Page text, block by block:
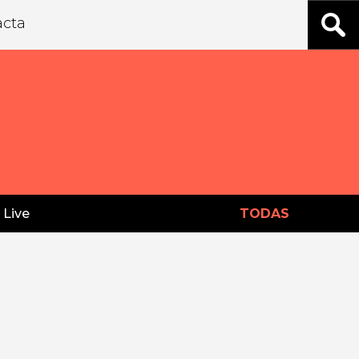
Live TODAS